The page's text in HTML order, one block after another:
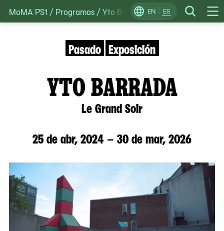
Skip
to
EN ES Search
Change
Locale
MoMA PS1 / Programas /Yto Barrada: Le Grand Soir
YTO BARRADA
Le Grand Soir
25 de abr, 2024 – 30 de mar, 2026
Pasado Exposición